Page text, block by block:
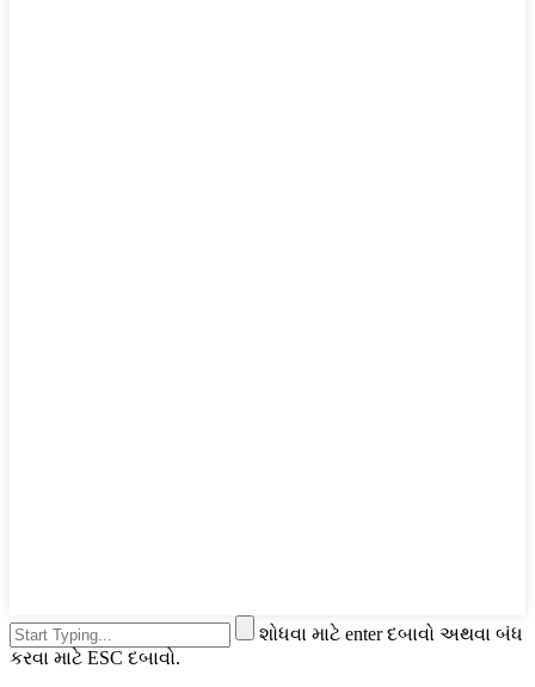
શોધવા માટે enter દબાવો અથવા બંધ
કરવા માટે ESC દબાવો.